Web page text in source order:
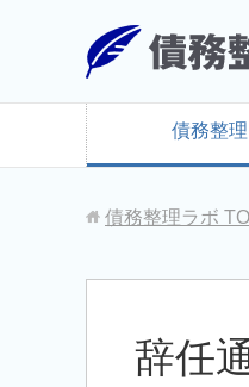
債務整
債務整理ラボ
辞任